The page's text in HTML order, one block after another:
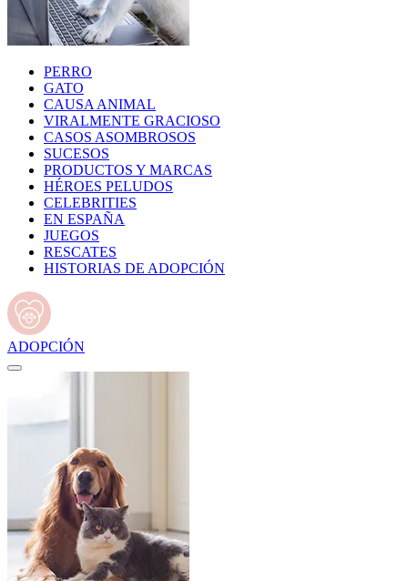
PERRO
GATO
CAUSA ANIMAL
VIRALMENTE GRACIOSO
CASOS ASOMBROSOS
SUCESOS
PRODUCTOS Y MARCAS
HÉROES PELUDOS
CELEBRITIES
EN ESPAÑA
JUEGOS
RESCATES
HISTORIAS DE ADOPCIÓN
ADOPCIÓN